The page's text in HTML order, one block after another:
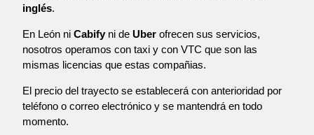
inglés.
En León ni Cabify ni de Uber ofrecen sus servicios,
nosotros operamos con taxi y con VTC que son las
mismas licencias que estas compañias.
El precio del trayecto se establecerá con anterioridad por
teléfono o correo electrónico y se mantendrá en todo
momento.